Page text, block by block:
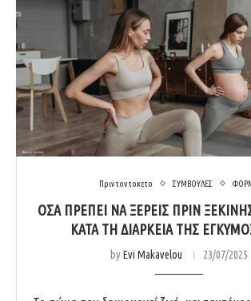
Πριν τον τοκετο ΣΥΜΒΟΥΛΕΣ
ΌΣΑ ΠΡΈΠΕΙ ΝΑ ΞΈΡΕΙΣ ΠΡΙΝ
ΚΑΤΆ ΤΗ ΔΙΆΡΚΕΙΑ ΤΗΣ
byEvi Makavelou 23/07/2025